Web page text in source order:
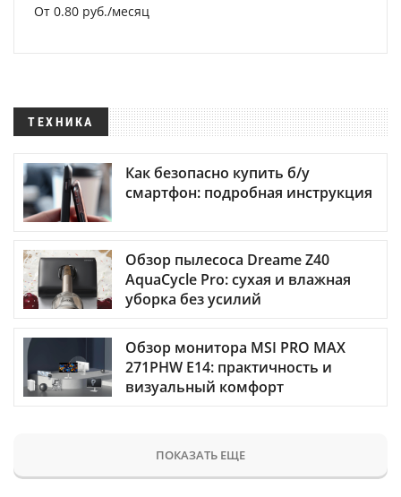
От 0.80 руб./месяц
ТЕХНИКА
Как безопасно купить б/у
смартфон: подробная инструкция
Обзор пылесоса Dreame Z40
AquaCycle Pro: сухая и влажная
уборка без усилий
Обзор монитора MSI PRO MAX
271PHW E14: практичность и
визуальный комфорт
ПОКАЗАТЬ ЕЩЕ